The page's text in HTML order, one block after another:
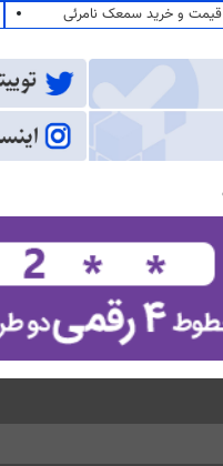
قیمت و خرید سمعک نامرئی